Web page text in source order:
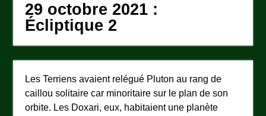
29 octobre 2021 :
Écliptique 2
Les Terriens avaient relégué Pluton au rang de
caillou solitaire car minoritaire sur le plan de son
orbite. Les Doxari, eux, habitaient une planète